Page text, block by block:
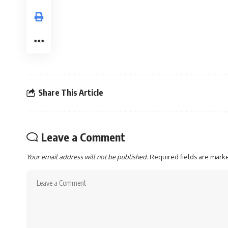
Share This Article
Leave a Comment
Your email address will not be published.Required fields are